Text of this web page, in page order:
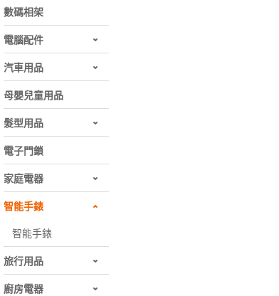
數碼相架
電腦配件
汽車用品
母嬰兒童用品
髮型用品
電子門鎖
家庭電器
智能手錶
智能手錶
旅行用品
廚房電器